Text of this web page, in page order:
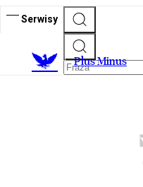
Serwisy
Plus Minus